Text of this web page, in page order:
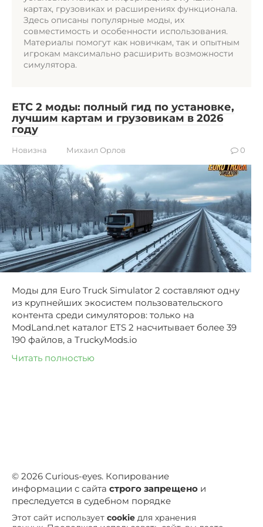
картах, грузовиках и расширениях функционала.
Здесь описаны популярные моды, их
совместимость и особенности использования.
Материалы помогут как новичкам, так и опытным
игрокам максимально расширить возможности
симулятора.
ЕТС 2 моды: полный гид по установке,
лучшим картам и грузовикам в 2026
году
Новизна Михаил Орлов 0
Моды для Euro Truck Simulator 2 составляют одну
из крупнейших экосистем пользовательского
контента среди симуляторов: только на
ModLand.net каталог ETS 2 насчитывает более 39
190 файлов, а TruckyMods.io
Читать полностью
© 2026 Curious-eyes. Копирование
информации с сайта строго запрещено и
преследуется в судебном порядке
Этот сайт использует cookie для хранения